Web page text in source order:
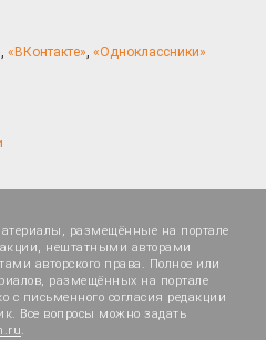
, «ВКонтакте», «Одноклассники»
размещённые на портале
нештатными авторами
авторского права. Полное или
размещённых на портале
с письменного согласия редакции
Все вопросы можно задать
.